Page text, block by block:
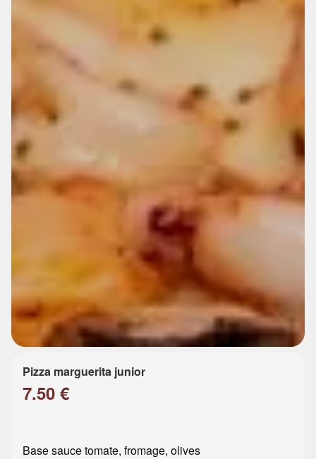
Pizza marguerita junior
7.50 €
Base sauce tomate, fromage, olives